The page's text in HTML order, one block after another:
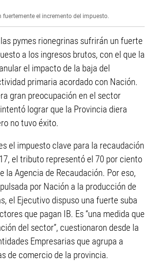
fuertemente el incremento del impuesto.
pymes rionegrinas sufrirán un fuerte
a los ingresos brutos, con el que la
el impacto de la baja del
primaria acordado con Nación.
gran preocupación en el sector
lograr que la Provincia diera
no tuvo éxito.
el impuesto clave para la recaudación
el tributo representó el 70 por ciento
la Agencia de Recaudación. Por eso,
por Nación a la producción de
el Ejecutivo dispuso una fuerte suba
que pagan IB. Es “una medida que
del sector”, cuestionaron desde la
Empresarias que agrupa a
de comercio de la provincia.